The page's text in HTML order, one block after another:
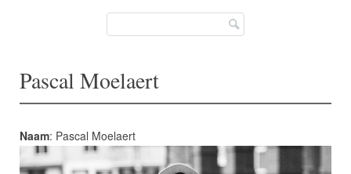
Main menu
Pascal Moelaert
Naam: Pascal Moelaert